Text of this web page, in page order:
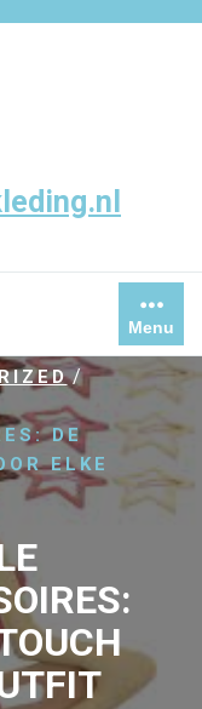
Menu
/
DE
ELKE